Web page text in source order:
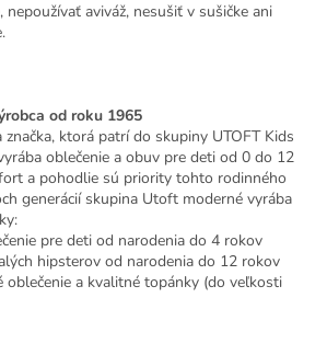
nepoužívať aviváž, nesušiť v sušičke ani
od roku 1965
značka, ktorá patrí do skupiny UTOFT Kids
oblečenie a obuv pre deti od 0 do 12
a pohodlie sú priority tohto rodinného
generácií skupina Utoft moderné vyrába
pre deti od narodenia do 4 rokov
hipsterov od narodenia do 12 rokov
oblečenie a kvalitné topánky (do veľkosti